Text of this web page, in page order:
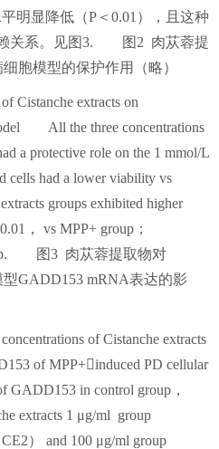
明显降低（P＜0.01），且这种
赖关系。见图3. 图2 肉苁蓉提
胞模型的保护作用（略）
extracts on
All the three concentrations
a protective role on the 1 mmol/L
cells had a lower viability vs
groups exhibited higher
， vs MPP+ group；
图3 肉苁蓉提取物对
GADD153 mRNA表达的影
of Cistanche extracts
of MPP+induced PD cellular
in control group，
extracts 1 μg/ml group
） and 100 μg/ml group